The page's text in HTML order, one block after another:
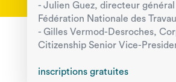
- Julien Guez, directeur général
Fédération Nationale des
- Gilles Vermod-Desroches,
Citizenship Senior Vice-
inscriptions gratuites